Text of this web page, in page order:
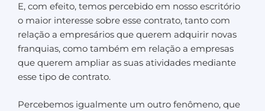
E, com efeito, temos percebido em nosso escritório
o maior interesse sobre esse contrato, tanto com
relação a empresários que querem adquirir novas
franquias, como também em relação a empresas
que querem ampliar as suas atividades mediante
esse tipo de contrato.
Percebemos igualmente um outro fenômeno, que